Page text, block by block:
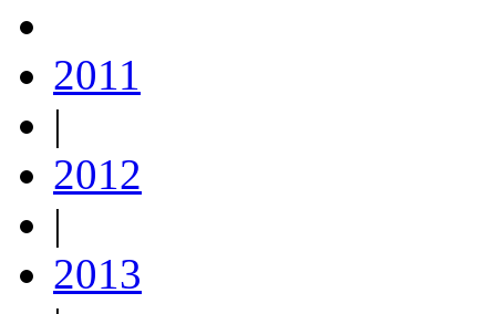
2011
|
2012
|
2013